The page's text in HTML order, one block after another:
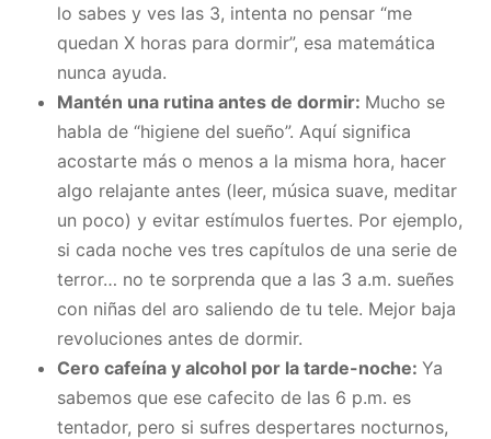
lo sabes y ves las 3, intenta no pensar “me
quedan X horas para dormir”, esa matemática
nunca ayuda.
Mantén una rutina antes de dormir: Mucho se
habla de “higiene del sueño”. Aquí significa
acostarte más o menos a la misma hora, hacer
algo relajante antes (leer, música suave, meditar
un poco) y evitar estímulos fuertes. Por ejemplo,
si cada noche ves tres capítulos de una serie de
terror… no te sorprenda que a las 3 a.m. sueñes
con niñas del aro saliendo de tu tele. Mejor baja
revoluciones antes de dormir.
Cero cafeína y alcohol por la tarde-noche: Ya
sabemos que ese cafecito de las 6 p.m. es
tentador, pero si sufres despertares nocturnos,